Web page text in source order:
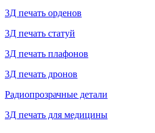
3Д печать орденов
3Д печать статуй
3Д печать плафонов
3Д печать дронов
Радиопрозрачные детали
3Д печать для медицины